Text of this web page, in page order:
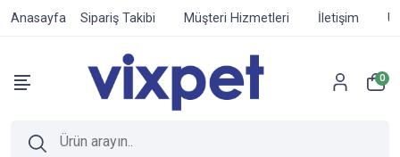
Anasayfa Sipariş Takibi Müşteri Hizmetleri İletişim
0